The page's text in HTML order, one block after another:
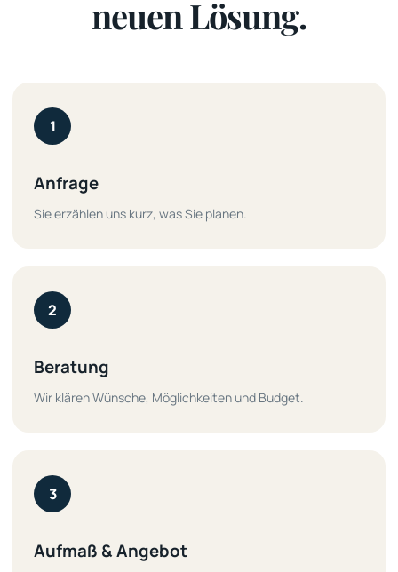
neuen Lösung.
1
Anfrage
Sie erzählen uns kurz, was Sie planen.
2
Beratung
Wir klären Wünsche, Möglichkeiten und Budget.
3
Aufmaß & Angebot